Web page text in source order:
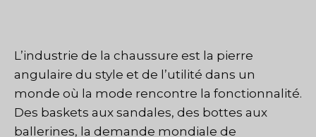
L’industrie de la chaussure est la pierre
angulaire du style et de l’utilité dans un
monde où la mode rencontre la fonctionnalité.
Des baskets aux sandales, des bottes aux
ballerines, la demande mondiale de